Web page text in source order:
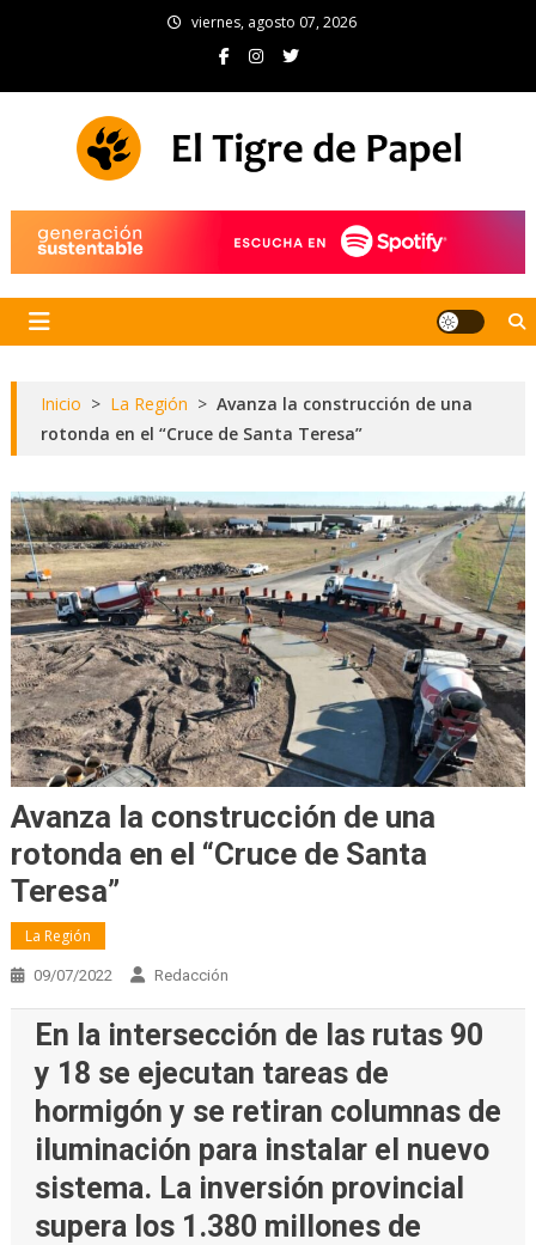
viernes, agosto 07, 2026
Inicio > La Región > Avanza la construcción de una
rotonda en el “Cruce de Santa Teresa”
Avanza la construcción de una
rotonda en el “Cruce de Santa
Teresa”
La Región
09/07/2022 Redacción
En la intersección de las rutas 90
y 18 se ejecutan tareas de
hormigón y se retiran columnas de
iluminación para instalar el nuevo
sistema. La inversión provincial
supera los 1.380 millones de